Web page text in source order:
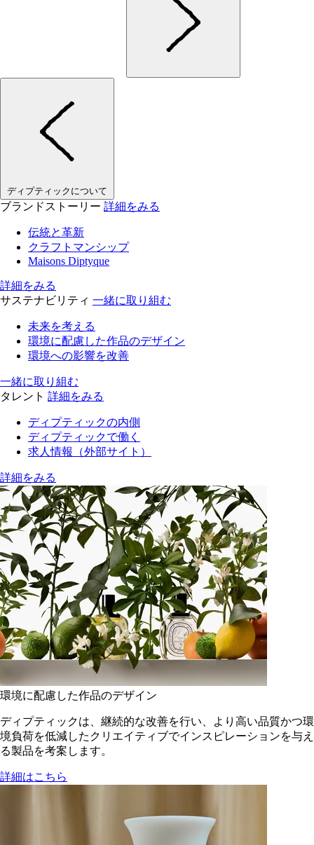
ディプティックについて
ブランドストーリー 詳細をみる
伝統と革新
クラフトマンシップ
Maisons Diptyque
詳細をみる
サステナビリティ 一緒に取り組む
未来を考える
環境に配慮した作品のデザイン
環境への影響を改善
一緒に取り組む
タレント 詳細をみる
ディプティックの内側
ディプティックで働く
求人情報（外部サイト）
詳細をみる
環境に配慮した作品のデザイン
ディプティックは、継続的な改善を行い、より高い品質かつ環
境負荷を低減した​クリエイティブでインスピレーションを与え
る製品を考案します。
詳細はこちら